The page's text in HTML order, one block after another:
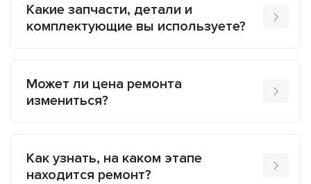
Какие запчасти, детали и
комплектующие вы используете?
Может ли цена ремонта
измениться?
Как узнать, на каком этапе
находится ремонт?